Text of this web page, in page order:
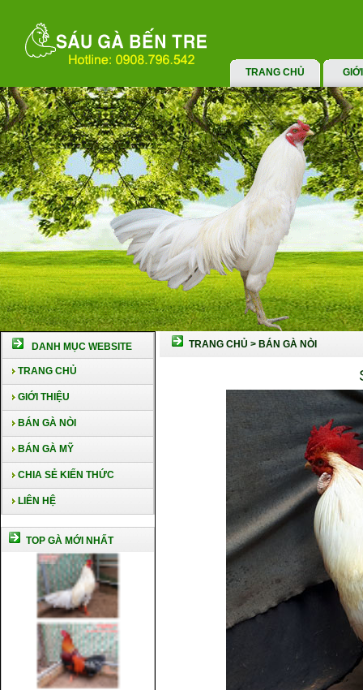
TRANG CHỦ
DANH MỤC WEBSITE
TRANG CHỦ
GIỚI THIỆU
BÁN GÀ NÒI
BÁN GÀ MỸ
CHIA SẺ KIẾN THỨC
LIÊN HỆ
TOP GÀ MỚI NHẤT
TRANG CHỦ > BÁN GÀ NÒI